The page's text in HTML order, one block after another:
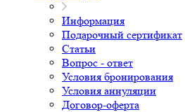
Информация
Подарочный сертификат
Статьи
Вопрос - ответ
Условия бронирования
Условия аннуляции
Договор-оферта